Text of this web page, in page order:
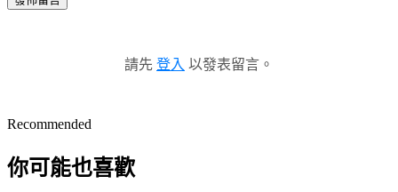
請先 登入 以發表留言。
Recommended
你可能也喜歡